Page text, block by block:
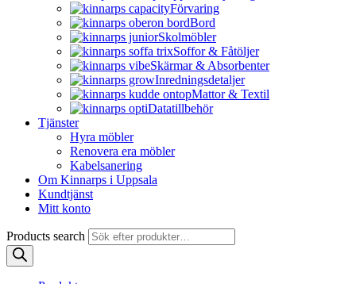
Förvaring
Bord
Skolmöbler
Soffor & Fåtöljer
Skärmar & Absorbenter
Inredningsdetaljer
Mattor & Textil
Datatillbehör
Tjänster
Hyra möbler
Renovera era möbler
Kabelsanering
Om Kinnarps i Uppsala
Kundtjänst
Mitt konto
Products search